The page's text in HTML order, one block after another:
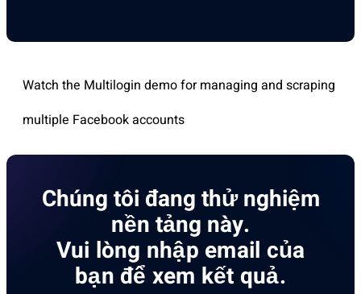
Watch the Multilogin demo for managing and scraping
multiple Facebook accounts
Chúng tôi đang thử nghiệm
nền tảng này.
Vui lòng nhập email của
bạn để xem kết quả.